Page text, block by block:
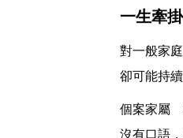
一生牽
對一般家
卻可能持續
個案家屬
沒有口語